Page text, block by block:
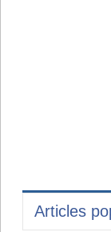
Articles